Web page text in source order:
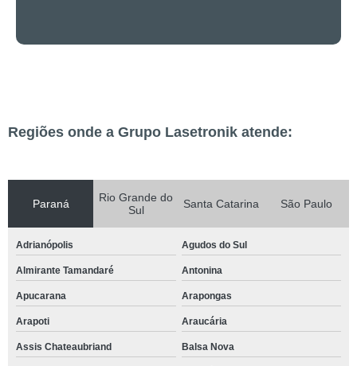
Regiões onde a Grupo Lasetronik atende:
Paraná
Rio Grande do
Sul
Santa Catarina São Paulo
Adrianópolis Agudos do Sul
Almirante Tamandaré Antonina
Apucarana Arapongas
Arapoti Araucária
Assis Chateaubriand Balsa Nova